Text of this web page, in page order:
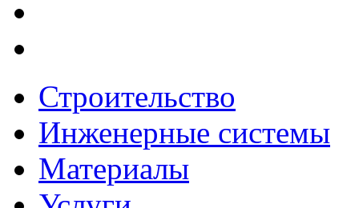
Строительство
Инженерные системы
Материалы